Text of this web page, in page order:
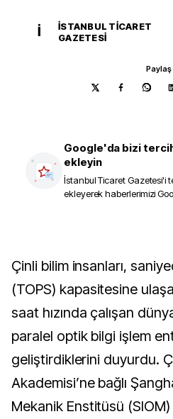
İ
İSTANBUL TICARET
GAZETESI
Paylaş
Google'da bizi
ekleyin
İstanbul Ticaret Gazetesi'i
ekleyerek haberlerimizi
Çinli bilim insanları, saniyede 2.560 tera-işlem
(TOPS) kapasitesine
saat hızında çalışan
paralel optik bilgi işlem
geliştirdiklerini duyurdu.
Akademisi’ne bağlı
Mekanik Enstitüsü